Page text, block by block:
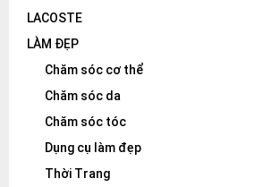
LACOSTE
LÀM ĐẸP
Chăm sóc cơ thể
Chăm sóc da
Chăm sóc tóc
Dụng cụ làm đẹp
Thời Trang